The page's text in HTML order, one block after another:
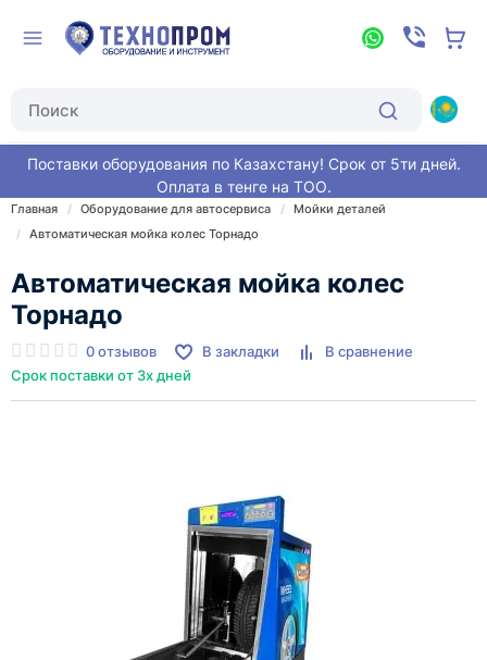
Поставки оборудования по Казахстану! Срок от 5ти дней.
Оплата в тенге на ТОО.
Главная Оборудование для автосервиса
Мойки деталей
Автоматическая мойка колес Торнадо
Автоматическая мойка колес
Торнадо
0 отзывов В закладки
В сравнение
Срок поставки от 3х дней